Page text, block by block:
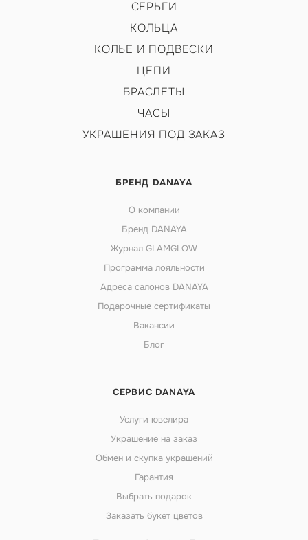
СЕРЬГИ
КОЛЬЦА
КОЛЬЕ И ПОДВЕСКИ
ЦЕПИ
БРАСЛЕТЫ
ЧАСЫ
УКРАШЕНИЯ ПОД ЗАКАЗ
БРЕНД DANAYA
О компании
Бренд DANAYA
Журнал GLAMGLOW
Программа лояльности
Адреса салонов DANAYA
Подарочные сертификаты
Вакансии
Блог
СЕРВИС DANAYA
Услуги ювелира
Украшение на заказ
Обмен и скупка украшений
Гарантия
Выбрать подарок
Заказать букет цветов